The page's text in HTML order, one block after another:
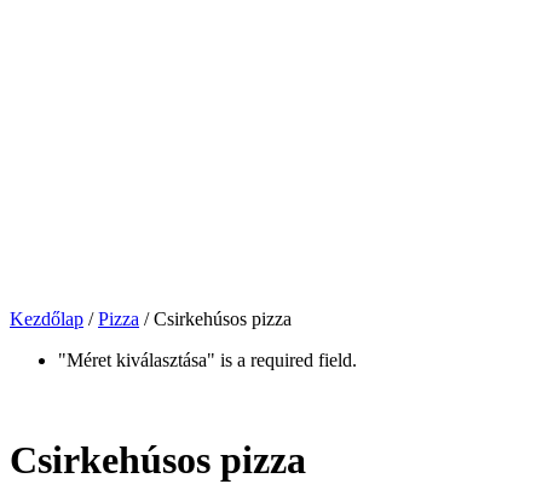
Kezdőlap /Pizza / Csirkehúsos pizza
"Méret kiválasztása" is a required field.
Csirkehúsos pizza